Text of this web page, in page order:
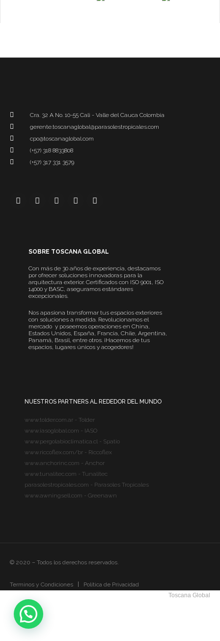
Cra. 32 A No. 10-55 Cali - Valle del Cauca Colombia
gerente.toscanaglobal@parasolestropicales.com
cpo@toscanaglobal.com
(+57) 318 8833808
(+57) 317 331 3579
SOBRE TOSCANA GLOBAL
Con más de 30 años de experiencia, destacamos
por ofrecer soluciones innovadoras para la
arquitectura exterior. Certificados con ISO 9001, ISO
14000 y BASC, aseguramos estándares
excepcionales.
Nos apasiona transformar tus espacios exteriores
con soluciones a medida. Revolucionamos el
mercado y poseemos operaciones en China,
Estados Unidos, España, Francia, Chile, Argentina,
Panamá, Brasil, entre otros. ¡Hacemos de tus
espacios, lugares únicos y acogedores!
NUESTROS PARTNERS AL REDEDOR DEL MUNDO
www.tolder.com.ar - Tolder
www.iasoglobal.com - IASO
www.pergolabioclimatica.cl - Spatio
www.riccoflex.com/br - Riccoflex
www.anchorinc.com - Anchor
www.tunalitec.com - Tunalitec
parasolestropicales.com - Parasoles Tropicales
www.awningsell.com - Greenawn
© 2020 – Todos los derechos reservados.
Terminos y Condiciones
Política de Privacidad
Toscana Global